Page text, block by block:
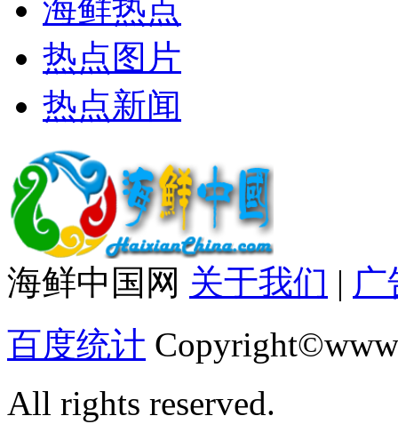
海鲜热点
热点图片
热点新闻
海鲜中国网 关于我们 | 广
百度统计
All rights reserved.